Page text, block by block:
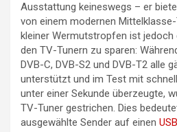
Ausstattung keineswegs – er
von einem modernen
kleiner Wermutstropfen ist jedoch
den TV-Tunern zu sparen:
DVB-C, DVB-S2 und DVB-T2 alle
unterstützt und im Test mit
unter einer Sekunde überzeugte,
TV-Tuner gestrichen. Dies
ausgewählte Sender auf einen